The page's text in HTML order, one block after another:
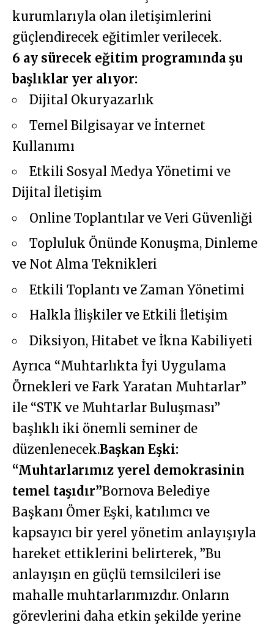
kurumlarıyla olan iletişimlerini
güçlendirecek eğitimler verilecek.
6 ay sürecek eğitim programında şu
başlıklar yer alıyor:
Dijital Okuryazarlık
Temel Bilgisayar ve İnternet
Kullanımı
Etkili Sosyal Medya Yönetimi ve
Dijital İletişim
Online Toplantılar ve Veri Güvenliği
Topluluk Önünde Konuşma, Dinleme
ve Not Alma Teknikleri
Etkili Toplantı ve Zaman Yönetimi
Halkla İlişkiler ve Etkili İletişim
Diksiyon, Hitabet ve İkna Kabiliyeti
Ayrıca “Muhtarlıkta İyi Uygulama
Örnekleri ve Fark Yaratan Muhtarlar”
ile “STK ve Muhtarlar Buluşması”
başlıklı iki önemli seminer de
düzenlenecek.Başkan Eşki:
“Muhtarlarımız yerel demokrasinin
temel taşıdır”Bornova Belediye
Başkanı Ömer Eşki, katılımcı ve
kapsayıcı bir yerel yönetim anlayışıyla
hareket ettiklerini belirterek, ”Bu
anlayışın en güçlü temsilcileri ise
mahalle muhtarlarımızdır. Onların
görevlerini daha etkin şekilde yerine